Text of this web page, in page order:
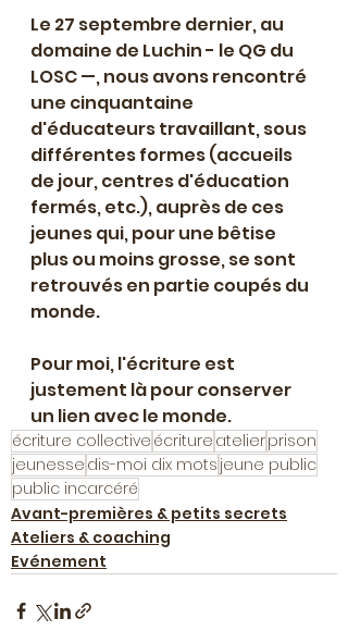
Le 27 septembre dernier, au
domaine de Luchin - le QG du
LOSC —, nous avons rencontré
une cinquantaine
d'éducateurs travaillant, sous
différentes formes (accueils
de jour, centres d'éducation
fermés, etc.), auprès de ces
jeunes qui, pour une bêtise
plus ou moins grosse, se sont
retrouvés en partie coupés du
monde.
Pour moi, l'écriture est
justement là pour conserver
un lien avec le monde.
écriture collective écriture atelierprison
jeunesse dis-moi dix mots jeune public
public incarcéré
Avant-premières & petits secrets
Ateliers & coaching
Evénement